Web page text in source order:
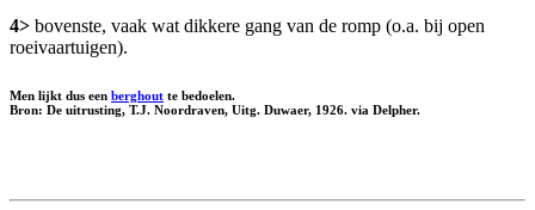
4> bovenste, vaak wat dikkere gang van de romp (o.a. bij open
roeivaartuigen).
Men lijkt dus een berghout te bedoelen.
Bron: De uitrusting, T.J. Noordraven, Uitg. Duwaer, 1926. via Delpher.